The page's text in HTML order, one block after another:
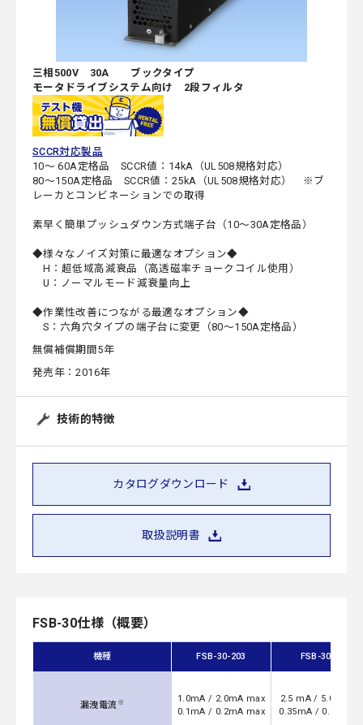
三相500V 30A ブックタイプ
モータドライブシステム向け 2段フィルタ
SCCR対応製品
10～ 60A定格品 SCCR値：14kA（UL508規格対応）
80～150A定格品 SCCR値：25kA（UL508規格対応） ※ブ
レーカとコンビネーションでの取得
素早く簡単プッシュダウン方式端子台（10～30A定格品）
◆様々なノイズ対策に最適なオプション◆
H：超低域高減衰品（高透磁率チョークコイル使用）
U：ノーマルモード減衰量向上
◆作業性改善につながる最適なオプション◆
S：六角穴タイプの端子台に変更（80～150A定格品）
無償補償期間5年
発売年：2016年
技術的特徴
カタログダウンロード
取扱説明書
FSB-30仕様（概要）
機種 FSB-30-203 FSB-30-693
漏洩電流 ※
1.0mA / 2.0mA max
0.1mA / 0.2mA max
2.5 mA / 5.0mA
0.35mA / 0.7mA